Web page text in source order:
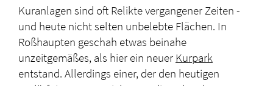
Kuranlagen sind oft Relikte vergangener Zeiten -
und heute nicht selten unbelebte Flächen. In
Roßhaupten geschah etwas beinahe
unzeitgemäßes, als hier ein neuer Kurpark
entstand. Allerdings einer, der den heutigen